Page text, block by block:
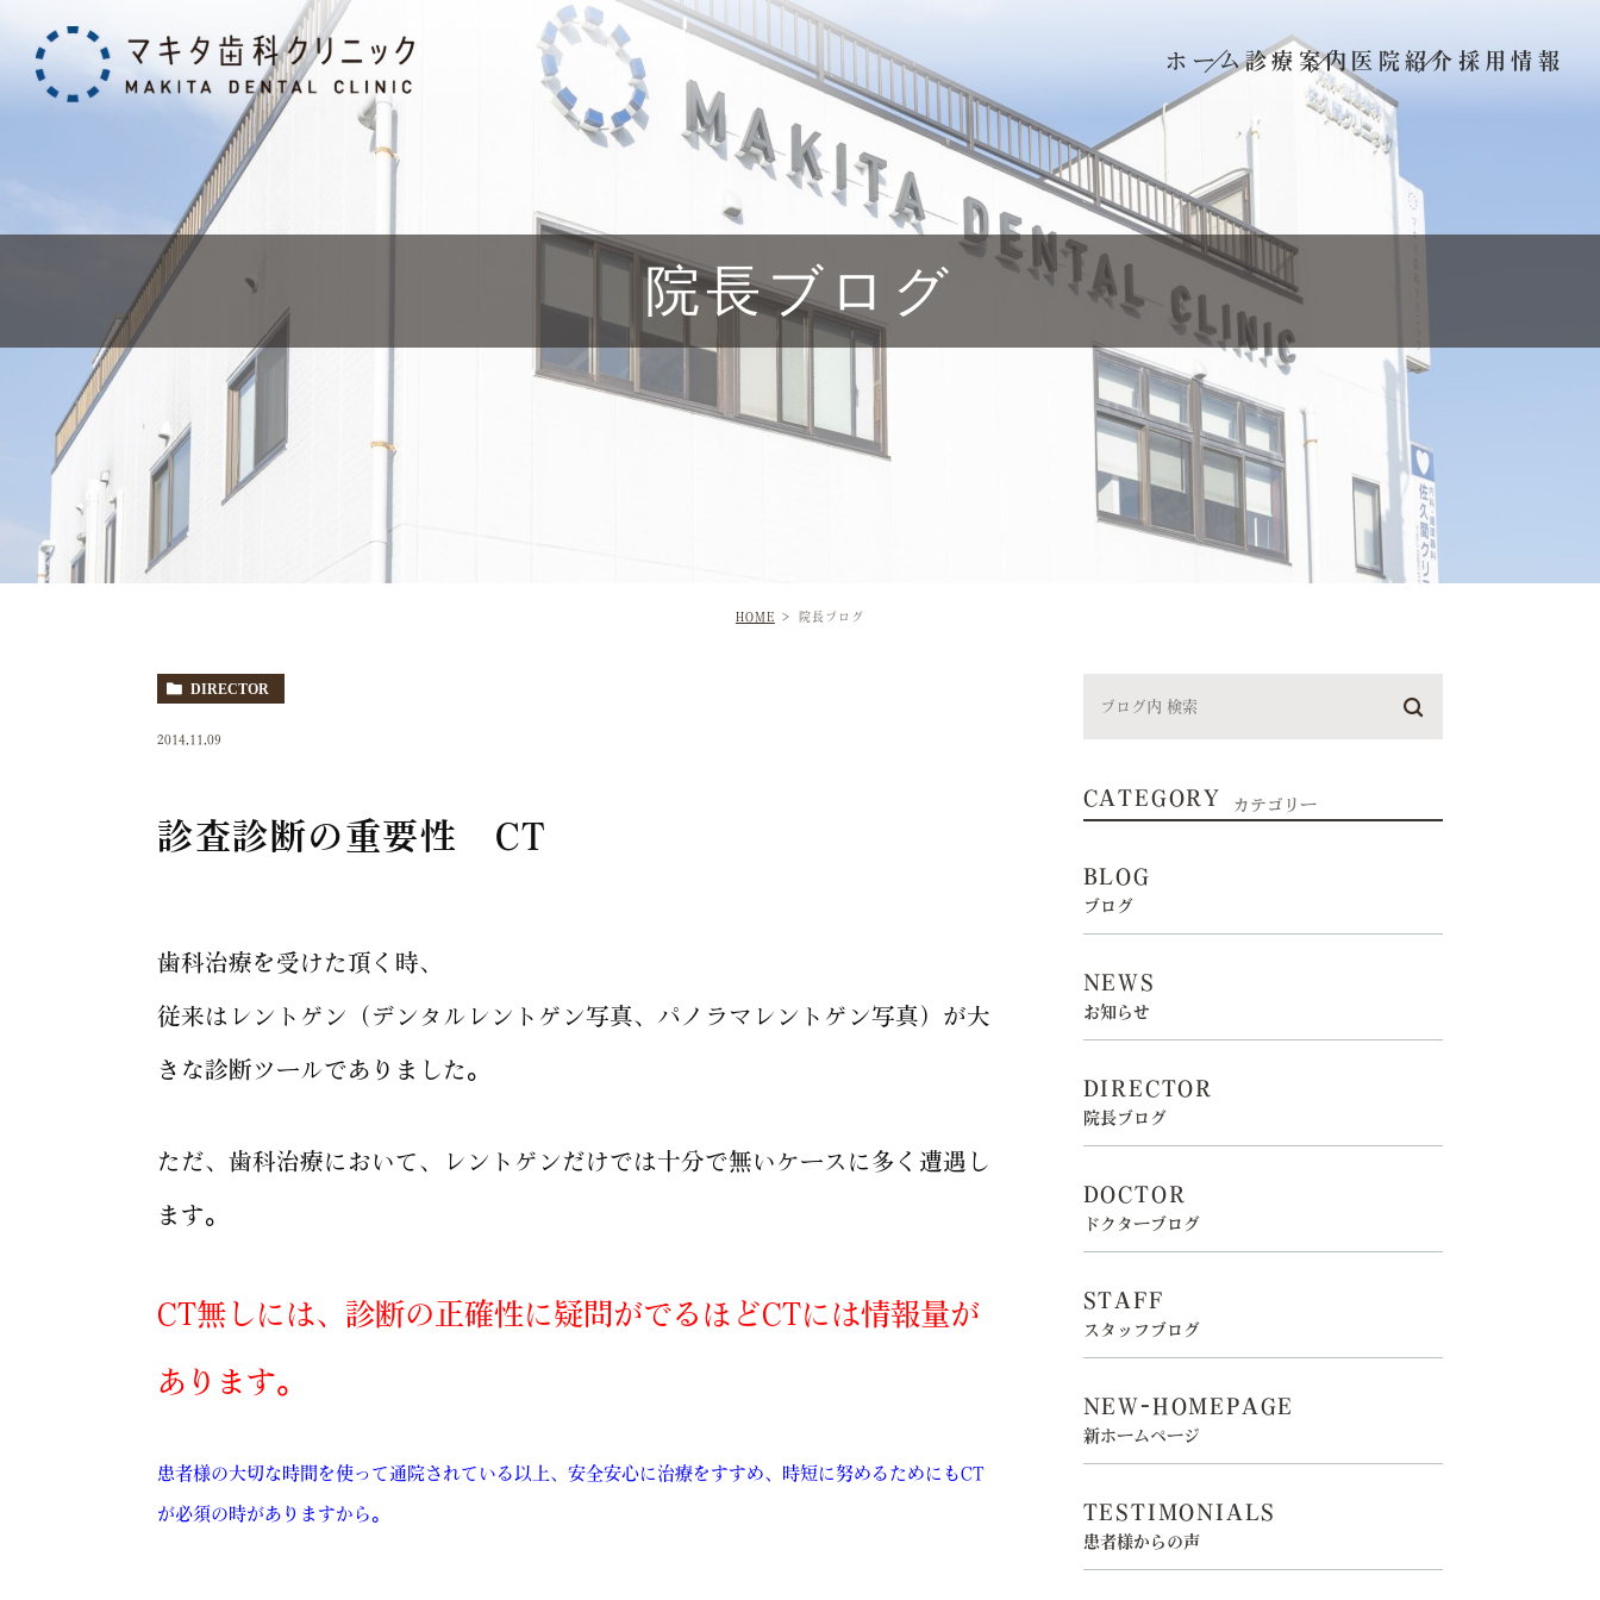
ホーム診療案内 医院紹介 採用情報
院長ブログ
HOME 院長ブログ
DIRECTOR
2014.11.09
診査診断の重要性 CT
歯科治療を受けた頂く時、
従来はレントゲン（デンタルレントゲン写真、パノラマレントゲン写真）が大
きな診断ツールでありました。
ただ、歯科治療において、レントゲンだけでは十分で無いケースに多く遭遇し
ます。
CT無しには、診断の正確性に疑問がでるほどCTには情報量が
あります。
患者様の大切な時間を使って通院されている以上、安全安心に治療をすすめ、時短に努めるためにもCT
が必須の時がありますから。
CATEGORY カテゴリー
BLOG
ブログ
NEWS
お知らせ
DIRECTOR
院長ブログ
DOCTOR
ドクターブログ
STAFF
スタッフブログ
NEW-HOMEPAGE
新ホームページ
TESTIMONIALS
患者様からの声